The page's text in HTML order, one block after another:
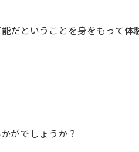
ということを身をもって体
がでしょうか？